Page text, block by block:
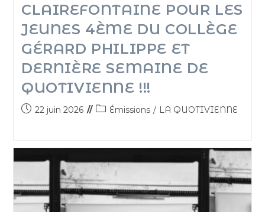
CLAIREFONTAINE POUR LES
JEUNES 4ÈME DU COLLÈGE
GÉRARD PHILIPPE ET
DERNIÈRE SEMAINE DE
QUOTIVIENNE !!!
22 juin 2026 Émissions / LA QUOTIVIENNE